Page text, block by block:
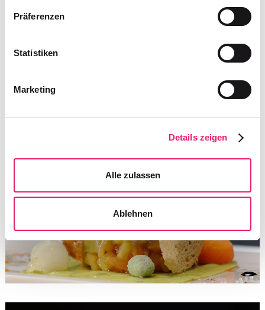
Präferenzen
Statistiken
Marketing
Details zeigen
Alle zulassen
Ablehnen